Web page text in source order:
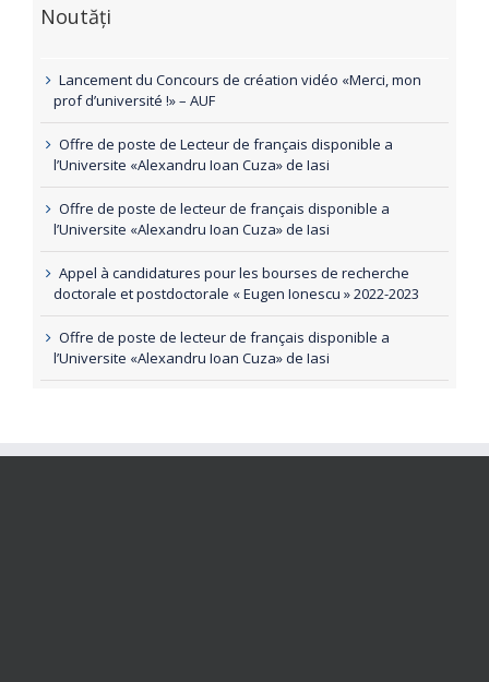
Noutăți
Lancement du Concours de création vidéo «Merci, mon
prof d’université !» – AUF
Offre de poste de Lecteur de français disponible a
l’Universite «Alexandru Ioan Cuza» de Iasi
Offre de poste de lecteur de français disponible a
l’Universite «Alexandru Ioan Cuza» de Iasi
Appel à candidatures pour les bourses de recherche
doctorale et postdoctorale « Eugen Ionescu » 2022-2023
Offre de poste de lecteur de français disponible a
l’Universite «Alexandru Ioan Cuza» de Iasi